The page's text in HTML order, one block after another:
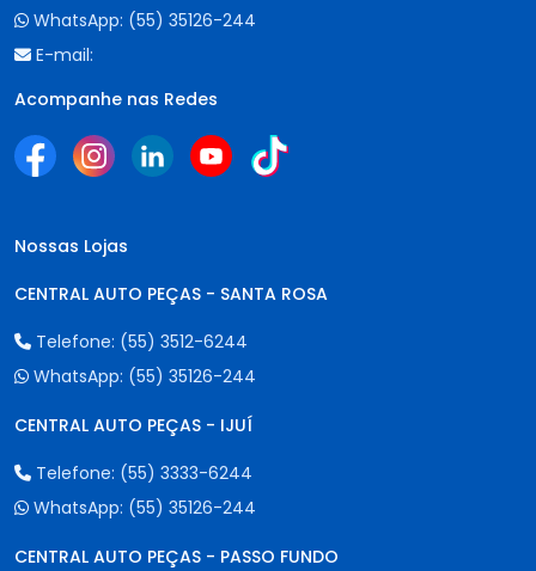
WhatsApp: (55) 35126-244
E-mail:
Acompanhe nas Redes
Nossas Lojas
CENTRAL AUTO PEÇAS - SANTA ROSA
Telefone: (55) 3512-6244
WhatsApp: (55) 35126-244
CENTRAL AUTO PEÇAS - IJUÍ
Telefone: (55) 3333-6244
WhatsApp: (55) 35126-244
CENTRAL AUTO PEÇAS - PASSO FUNDO